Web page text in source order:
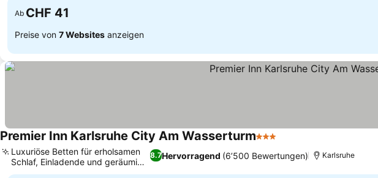
Ab CHF 41
Preise von 7 Websites anzeigen
Premier Inn Karlsruhe City Am Wasserturm3 Sterne
8.7Hervorragend (6’500 Bewertungen)
Luxuriöse Betten für erholsamen
Schlaf, Einladende und geräumige
Lobby
Karlsruhe